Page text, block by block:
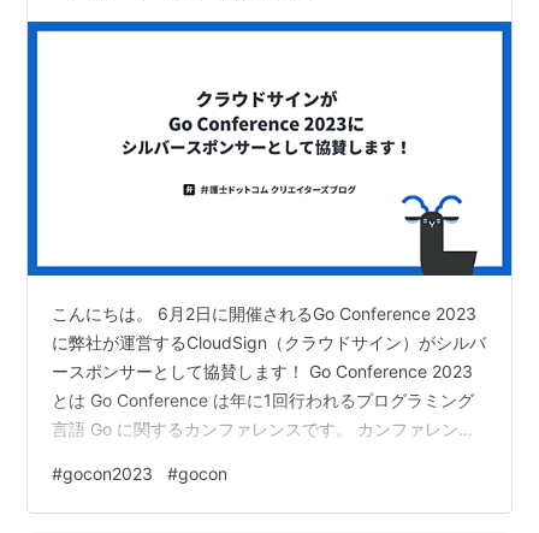
こんにちは。 6月2日に開催されるGo Conference 2023
に弊社が運営するCloudSign（クラウドサイン）がシルバ
ースポンサーとして協賛します！ Go Conference 2023
とは Go Conference は年に1回行われるプログラミング
言語 Go に関するカンファレンスです。 カンファレンス
バーチャル空間で集まって配信を楽しむことができま
す。 尚、当社が開発・運営している契約マネジメントプ
#gocon2023 #gocon